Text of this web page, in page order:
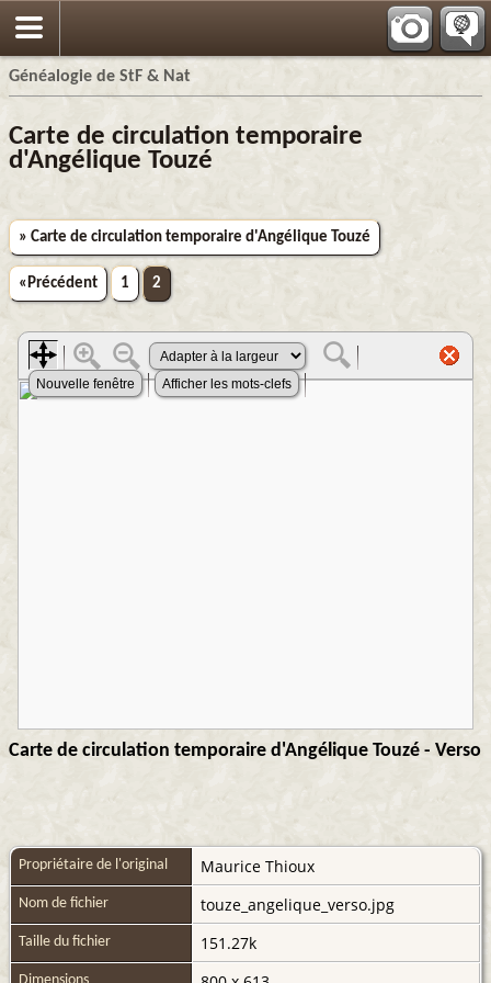
Généalogie de StF & Nat
Carte de circulation temporaire
d'Angélique Touzé
» Carte de circulation temporaire d'Angélique Touzé
«Précédent 1 2
Carte de circulation temporaire d'Angélique Touzé - Verso
Propriétaire de l'original Maurice Thioux
Nom de fichier touze_angelique_verso.jpg
Taille du fichier 151.27k